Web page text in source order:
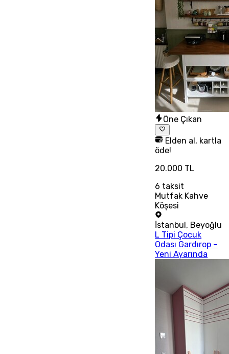
Öne Çıkan
Elden al, kartla
öde!
20.000 TL
6 taksit
Mutfak Kahve
Köşesi
İstanbul, Beyoğlu
L Tipi Çocuk
Odası Gardırop –
Yeni Ayarında